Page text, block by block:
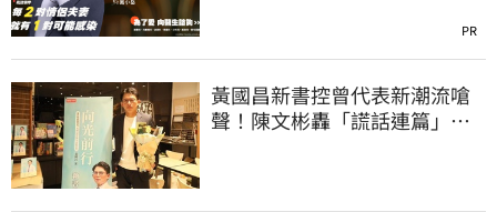
PR
黃國昌新書控曾代表新潮流嗆
聲！陳文彬轟「謊話連篇」：